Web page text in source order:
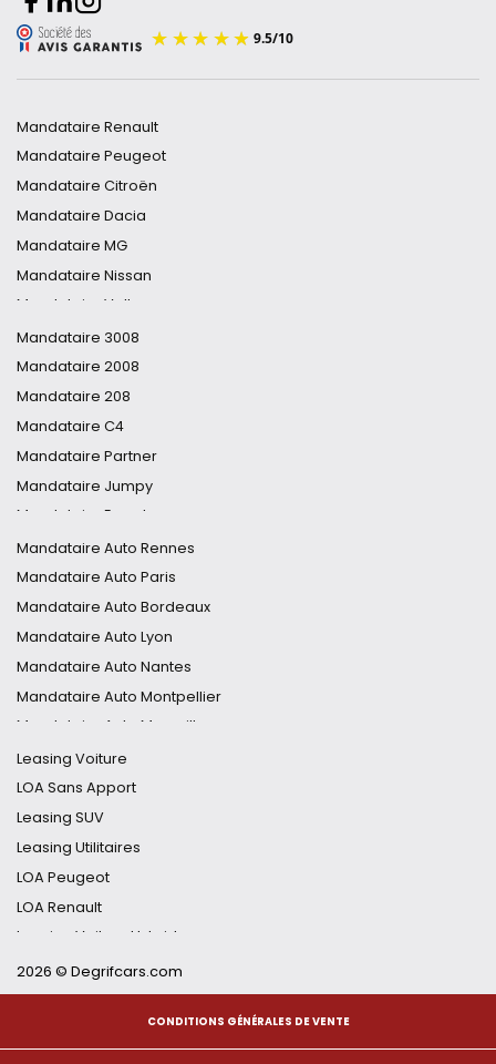
Mandataire Renault
Mandataire Peugeot
Mandataire Citroën
Mandataire Dacia
Mandataire MG
Mandataire Nissan
Mandataire Volkswagen
Mandataire Toyota
Mandataire DS
Mandataire Audi
Mandataire Hyundai
Mandataire Opel
Mandataire Cupra
Mandataire Ford
Mandataire Fiat
Mandataire 3008
Mandataire 2008
Mandataire 208
Mandataire C4
Mandataire Partner
Mandataire Jumpy
Mandataire Expert
Mandataire DS7
Mandataire Tucson
Mandataire Clio
Mandataire 5008
Mandataire C5 Aircross
Mandataire Duster
Mandataire MG4
Mandataire Qashqai
Mandataire Auto Rennes
Mandataire Auto Paris
Mandataire Auto Bordeaux
Mandataire Auto Lyon
Mandataire Auto Nantes
Mandataire Auto Montpellier
Mandataire Auto Marseille
Mandataire Auto Nice
Mandataire Auto Nancy
Mandataire Auto Toulouse
Mandataire Auto Strasbourg
Mandataire Auto Grenoble
Mandataire Auto Lille
Mandataire Auto Toulon
Leasing Voiture
LOA Sans Apport
Leasing SUV
Leasing Utilitaires
LOA Peugeot
LOA Renault
Leasing Voiture Hybride
Leasing Voiture Électrique
Financement Auto Flexible
Renault Captur Leasing
Peugeot 3008 Leasing
2026 © Degrifcars.com
CONDITIONS GÉNÉRALES DE VENTE